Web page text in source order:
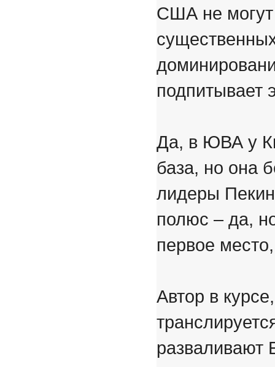
США не могут
подпитывает
Да, в ЮВА у
база, но она
лидеры Пекин
полюс – да,
первое
Автор в
разваливают